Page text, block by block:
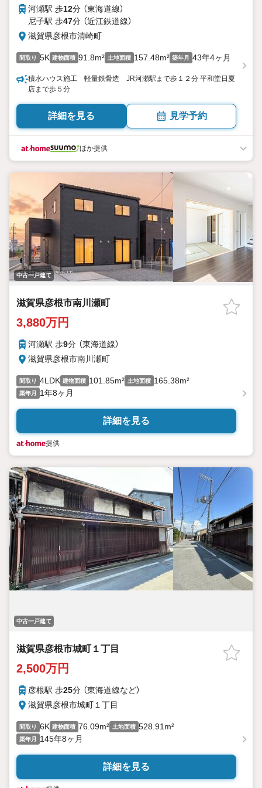
河瀬駅 歩12分 （東海道線）
尼子駅 歩47分 （近江鉄道線）
滋賀県彦根市清崎町
間取り 5K 建物面積 91.8m² 土地面積 157.48m² 築年月 43年4ヶ月
積水ハウス施工 軽量鉄骨造 JR河瀬駅まで歩１２分 平和堂日夏
店まで歩５分
詳細を見る 見学予約
ほか提供
中古一戸建て
滋賀県彦根市南川瀬町
3,880万円
河瀬駅 歩9分 （東海道線）
滋賀県彦根市南川瀬町
間取り 4LDK 建物面積 101.85m² 土地面積 165.38m²
築年月 1年8ヶ月
詳細を見る
提供
中古一戸建て
滋賀県彦根市城町１丁目
2,500万円
彦根駅 歩25分 （東海道線など）
滋賀県彦根市城町１丁目
間取り 6K 建物面積 76.09m² 土地面積 528.91m²
築年月 145年8ヶ月
詳細を見る